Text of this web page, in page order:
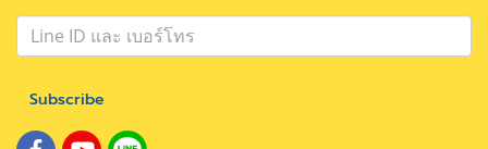
Subscribe